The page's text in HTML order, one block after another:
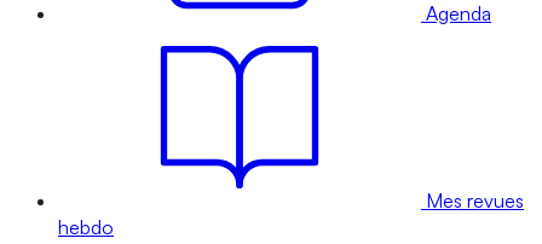
Agenda
Mes revues
hebdo